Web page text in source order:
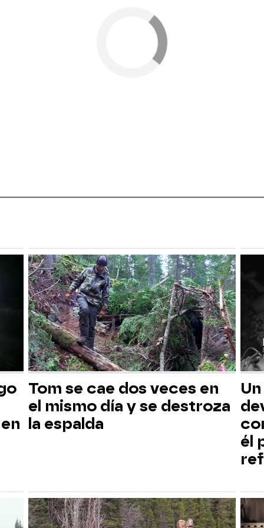
Tom se cae dos veces en
el mismo día y se destroza
la espalda
él